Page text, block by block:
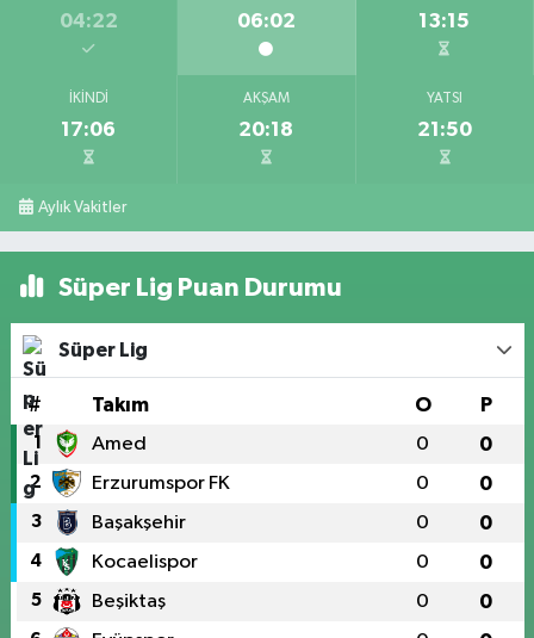
04:22 06:02 13:15
İKINDI
17:06
AKŞAM
20:18
YATSI
21:50
Aylık Vakitler
Süper Lig Puan Durumu
Süper Lig
# Takım O P
1 Amed 0 0
2 Erzurumspor FK 0 0
3 Başakşehir 0 0
4 Kocaelispor 0 0
5 Beşiktaş 0 0